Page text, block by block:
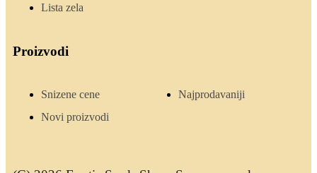
Lista zela
Proizvodi
Snizene cene
Novi proizvodi
Najprodavaniji